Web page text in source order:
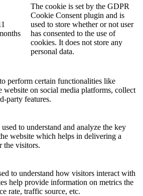
The cookie is set by the GDPR
Cookie Consent plugin and is
used to store whether or not user
has consented to the use of
cookies. It does not store any
personal data.
perform certain functionalities like
website on social media platforms, collect
party features.
to understand and analyze the key
website which helps in delivering a
the visitors.
to understand how visitors interact with
help provide information on metrics the
rate, traffic source, etc.